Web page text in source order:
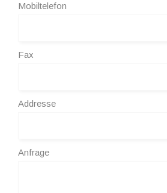
Mobiltelefon
Fax
Addresse
Anfrage